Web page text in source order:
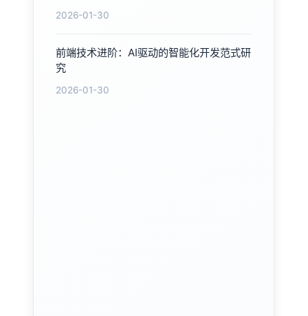
2026-01-30
前端技术进阶：AI驱动的智能化开发范式研
究
2026-01-30